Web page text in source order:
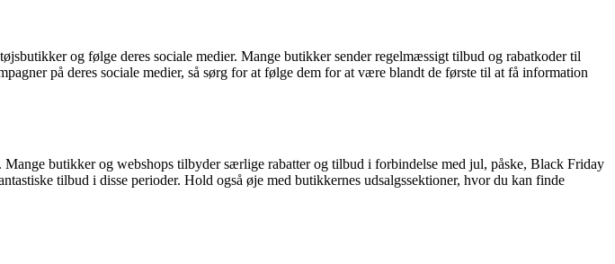
og følge deres sociale medier. Mange butikker sender regelmæssigt tilbud og rabatkoder til
på deres sociale medier, så sørg for at følge dem for at være blandt de første til at få information
butikker og webshops tilbyder særlige rabatter og tilbud i forbindelse med jul, påske, Black Friday
tilbud i disse perioder. Hold også øje med butikkernes udsalgssektioner, hvor du kan finde